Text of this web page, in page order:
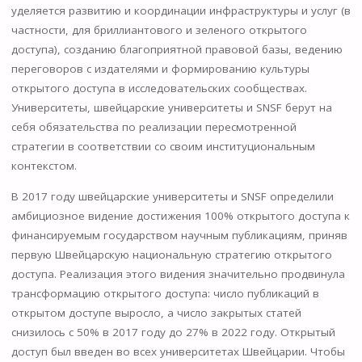
уделяется развитию и координации инфраструктуры и услуг (в
частности, для бриллиантового и зеленого открытого
доступа), созданию благоприятной правовой базы, ведению
переговоров с издателями и формированию культуры
открытого доступа в исследовательских сообществах.
Университеты, швейцарские университеты и SNSF берут на
себя обязательства по реализации пересмотренной
стратегии в соответствии со своим институциональным
контекстом.
В 2017 году швейцарские университеты и SNSF определили
амбициозное видение достижения 100% открытого доступа к
финансируемым государством научным публикациям, приняв
первую Швейцарскую национальную стратегию открытого
доступа. Реализация этого видения значительно продвинула
трансформацию открытого доступа: число публикаций в
открытом доступе выросло, а число закрытых статей
снизилось с 50% в 2017 году до 27% в 2022 году. Открытый
доступ был введен во всех университетах Швейцарии. Чтобы